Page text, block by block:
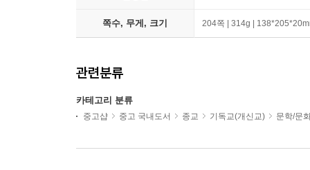
쪽수, 무게, 크기 204쪽 | 314g |
관련분류
카테고리 분류
중고샵 중고 국내도서 종교 기독교(개신교) 문학/문